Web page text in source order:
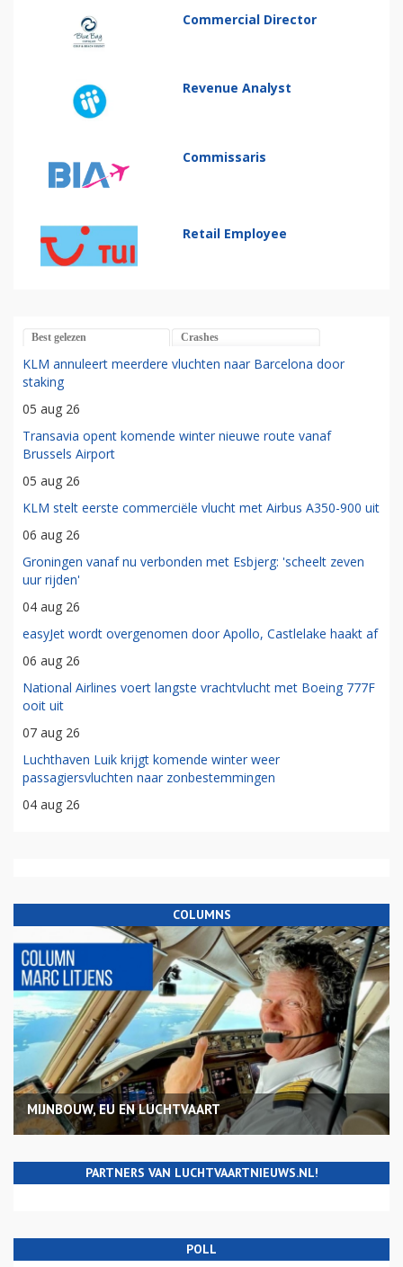
Commercial Director
Revenue Analyst
Commissaris
Retail Employee
Best gelezen Crashes
KLM annuleert meerdere vluchten naar Barcelona door
staking
05 aug 26
Transavia opent komende winter nieuwe route vanaf
Brussels Airport
05 aug 26
KLM stelt eerste commerciële vlucht met Airbus A350-900 uit
06 aug 26
Groningen vanaf nu verbonden met Esbjerg: 'scheelt zeven
uur rijden'
04 aug 26
easyJet wordt overgenomen door Apollo, Castlelake haakt af
06 aug 26
National Airlines voert langste vrachtvlucht met Boeing 777F
ooit uit
07 aug 26
Luchthaven Luik krijgt komende winter weer
passagiersvluchten naar zonbestemmingen
04 aug 26
COLUMNS
MIJNBOUW, EU EN LUCHTVAART
PARTNERS VAN LUCHTVAARTNIEUWS.NL!
POLL